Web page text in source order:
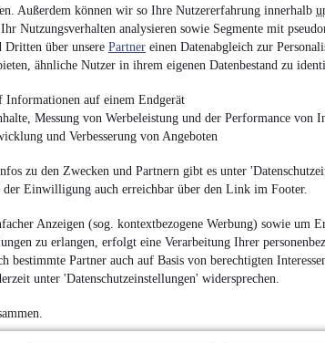
Außerdem können wir so Ihre Nutzererfahrung innerhalb
Nutzungsverhalten analysieren sowie Segmente mit
Dritten über unsere Partner einen Datenabgleich zur
ähnliche Nutzer in ihrem eigenen Datenbestand zu
auf einem Endgerät
Messung von Werbeleistung und der Performance von
und Verbesserung von Angeboten
zu den Zwecken und Partnern gibt es unter
Einwilligung auch erreichbar über den Link im Footer.
Anzeigen (sog. kontextbezogene Werbung) sowie um
zu erlangen, erfolgt eine Verarbeitung Ihrer
bestimmte Partner auch auf Basis von berechtigten
unter 'Datenschutzeinstellungen' widersprechen.
Unfallfrei• EZ 10/
NEU
Volkswagen
21.999 €
Finanzierung ab 173 € mtl.
Unfallfrei•EZ 08/
Volkswagen Tiguan